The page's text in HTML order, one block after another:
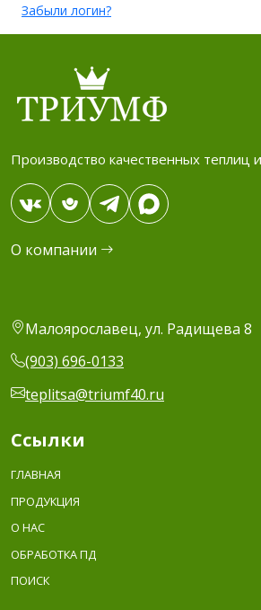
Забыли логин?
Производство качественных теплиц
О компании
Малоярославец, ул. Радищева 8
(903) 696-0133
teplitsa@triumf40.ru
Ссылки
ГЛАВНАЯ
ПРОДУКЦИЯ
О НАС
ОБРАБОТКА ПД
ПОИСК